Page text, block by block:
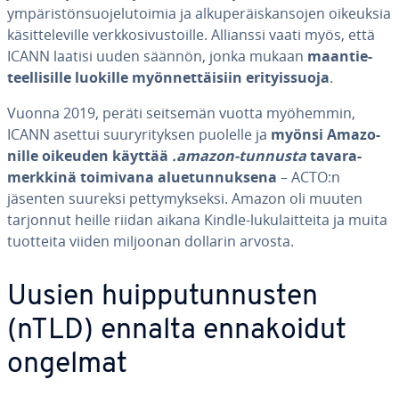
ym­pä­ris­tön­suo­je­lu­toi­mia ja al­ku­pe­räis­kan­so­jen oikeuksia
kä­sit­te­le­vil­le verk­ko­si­vus­toil­le. Allianssi vaati myös, että
ICANN laatisi uuden säännön, jonka mukaan maan­tie­
teel­li­sil­le luokille myön­net­täi­siin eri­tyis­suo­ja.
Vuonna 2019, peräti seitsemän vuotta myöhemmin,
ICANN asettui suu­ry­ri­tyk­sen puolelle ja myönsi Amazo­
nil­le oikeuden käyttää .amazon-tunnustata­va­ra­
merk­ki­nä toimivana alue­tun­nuk­se­na – ACTO:n
jäsenten suureksi pet­ty­myk­sek­si. Amazon oli muuten
tarjonnut heille riidan aikana Kindle-lu­ku­lait­tei­ta ja muita
tuotteita viiden miljoonan dollarin arvosta.
Uusien huip­pu­tun­nus­ten
(nTLD) ennalta en­na­koi­dut
ongelmat